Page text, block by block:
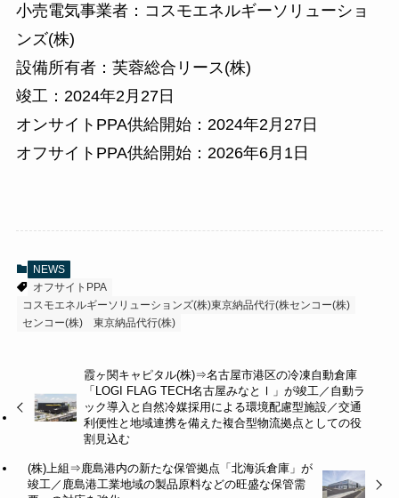
小売電気事業者：コスモエネルギーソリューショ
ンズ(株)
設備所有者：芙蓉総合リース(株)
竣工：2024年2月27日
オンサイトPPA供給開始：2024年2月27日
オフサイトPPA供給開始：2026年6月1日
NEWS
オフサイトPPA
コスモエネルギーソリューションズ(株)東京納品代行(株センコー(株)
センコー(株)
東京納品代行(株)
霞ヶ関キャピタル(株)⇒名古屋市港区の冷凍自動倉庫
「LOGI FLAG TECH名古屋みなとⅠ」が竣工／自動ラ
ック導入と自然冷媒採用による環境配慮型施設／交通
利便性と地域連携を備えた複合型物流拠点としての役
割見込む
(株)上組⇒鹿島港内の新たな保管拠点「北海浜倉庫」が
竣工／鹿島港工業地域の製品原料などの旺盛な保管需